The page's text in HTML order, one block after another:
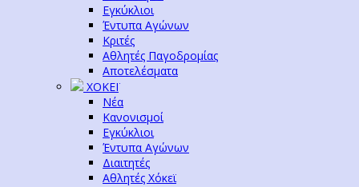
Εγκύκλιοι
Έντυπα Αγώνων
Κριτές
Αθλητές Παγοδρομίας
Αποτελέσματα
ΧΟΚΕΪ
Νέα
Κανονισμοί
Εγκύκλιοι
Έντυπα Αγώνων
Διαιτητές
Αθλητές Χόκεϊ